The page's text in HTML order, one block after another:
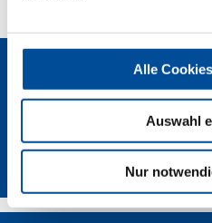
Alle
Auswahl
Nur